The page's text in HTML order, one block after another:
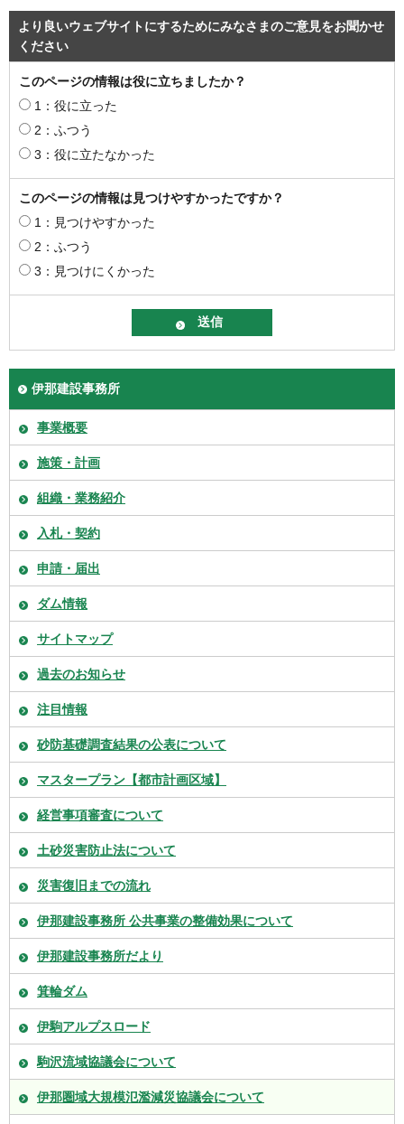
より良いウェブサイトにするためにみなさまのご意見をお聞かせ
ください
このページの情報は役に立ちましたか？
1：役に立った
2：ふつう
3：役に立たなかった
このページの情報は見つけやすかったですか？
1：見つけやすかった
2：ふつう
3：見つけにくかった
伊那建設事務所
事業概要
施策・計画
組織・業務紹介
入札・契約
申請・届出
ダム情報
サイトマップ
過去のお知らせ
注目情報
砂防基礎調査結果の公表について
マスタープラン【都市計画区域】
経営事項審査について
土砂災害防止法について
災害復旧までの流れ
伊那建設事務所 公共事業の整備効果について
伊那建設事務所だより
箕輪ダム
伊駒アルプスロード
駒沢流域協議会について
伊那圏域大規模氾濫減災協議会について